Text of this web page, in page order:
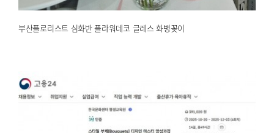
부산플로리스트 심화반 플라워데코 글레스 화병꽂이